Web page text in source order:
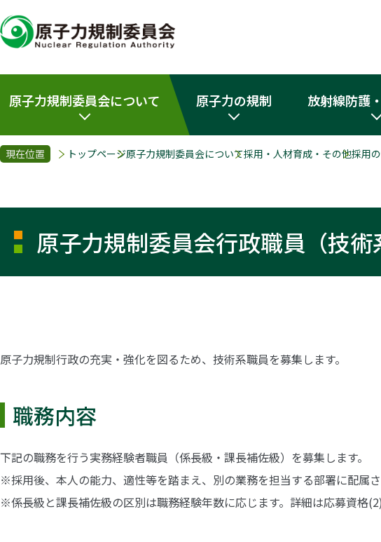
原子力規制委員会について 原子力の規制 放射線防護
現在位置 トップページ原子力規制委員会について採用・人材育成・その他採用
原子力規制委員会行政職員（技術
原子力規制行政の充実・強化を図るため、技術系職員を募集します。
職務内容
下記の職務を行う実務経験者職員（係長級・課長補佐級）を募集します。
※採用後、本人の能力、適性等を踏まえ、別の業務を担当する部署に配属さ
※係長級と課長補佐級の区別は職務経験年数に応じます。詳細は応募資格